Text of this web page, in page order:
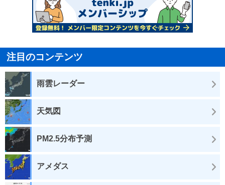
注目のコンテンツ
雨雲レーダー
天気図
PM2.5分布予測
アメダス